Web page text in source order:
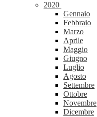
2020
Gennaio
Febbraio
Marzo
Aprile
Maggio
Giugno
Luglio
Agosto
Settembre
Ottobre
Novembre
Dicembre